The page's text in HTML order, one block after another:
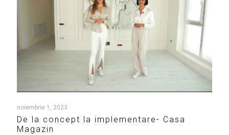
noiembrie 1, 2023
De la concept la implementare- Casa
Magazin